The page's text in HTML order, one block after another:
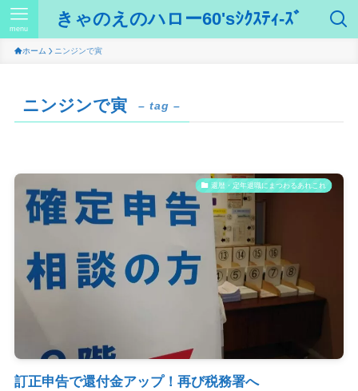
きゃのえのハロー60'sｼｸｽﾃｨ-ｽﾞ
menu
ホーム ニンジンで寅
ニンジンで寅 – tag –
還暦・定年退職にまつわるあれこれ
訂正申告で還付金アップ！再び税務署へ